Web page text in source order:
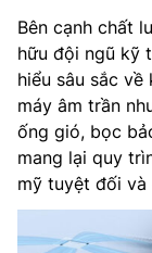
Bên cạnh chất
hữu đội ngũ kỹ
hiểu sâu sắc
máy âm trần
ống gió, bọc
mang lại quy
mỹ tuyệt đối và